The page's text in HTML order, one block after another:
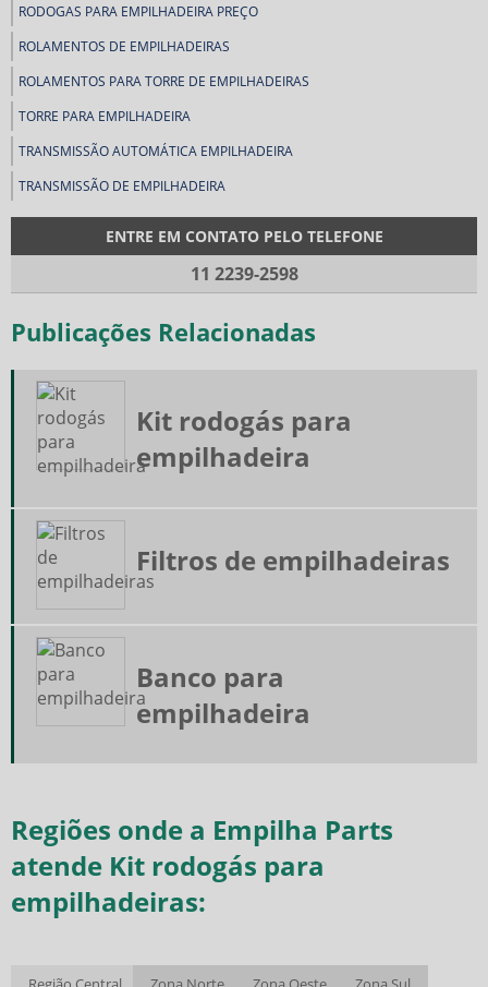
RODOGAS PARA EMPILHADEIRA PREÇO
ROLAMENTOS DE EMPILHADEIRAS
ROLAMENTOS PARA TORRE DE EMPILHADEIRAS
TORRE PARA EMPILHADEIRA
TRANSMISSÃO AUTOMÁTICA EMPILHADEIRA
TRANSMISSÃO DE EMPILHADEIRA
ENTRE EM CONTATO PELO TELEFONE
11 2239-2598
Publicações Relacionadas
Kit rodogás para
empilhadeira
Filtros de empilhadeiras
Banco para
empilhadeira
Regiões onde a Empilha Parts
atende Kit rodogás para
empilhadeiras: